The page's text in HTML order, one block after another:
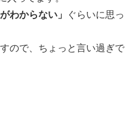
わからない」
ぐらいに思っ
ので、ちょっと言い過ぎで